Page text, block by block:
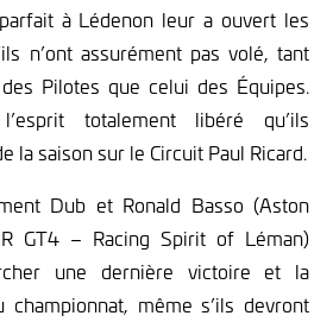
à Lédenon leur a ouvert les
n’ont assurément pas volé, tant
Pilotes que celui des Équipes.
totalement libéré qu’ils
la saison sur le Circuit Paul Ricard.
Dub et Ronald Basso (Aston
GT4 – Racing Spirit of Léman)
une dernière victoire et la
championnat, même s’ils devront